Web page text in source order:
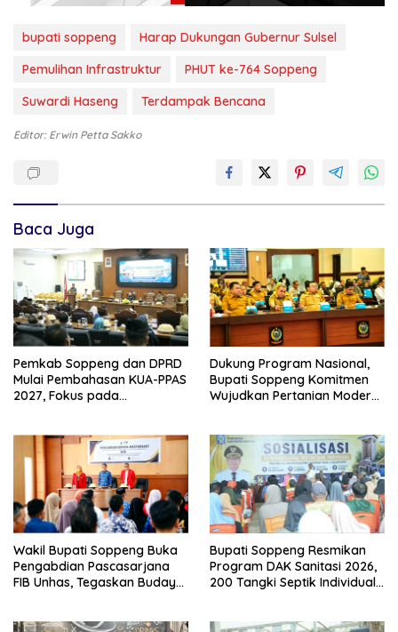
bupati soppeng
Harap Dukungan Gubernur Sulsel
Pemulihan Infrastruktur
PHUT ke-764 Soppeng
Suwardi Haseng
Terdampak Bencana
Editor: Erwin Petta Sakko
Baca Juga
Pemkab Soppeng dan DPRD
Mulai Pembahasan KUA-PPAS
2027, Fokus pada
Dukung Program Nasional,
Bupati Soppeng Komitmen
Wujudkan Pertanian Modern
Wakil Bupati Soppeng Buka
Pengabdian Pascasarjana
FIB Unhas, Tegaskan Budaya
Bupati Soppeng Resmikan
Program DAK Sanitasi 2026,
200 Tangki Septik Individual